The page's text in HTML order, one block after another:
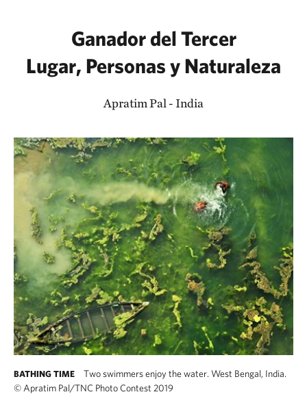
Ganador del Tercer
Lugar, Personas y Naturaleza
Apratim Pal - India
BATHING TIME
Two swimmers enjoy the water. West Bengal, India.
©Apratim Pal/TNC Photo Contest 2019